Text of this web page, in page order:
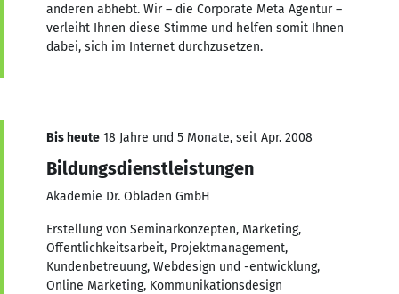
anderen abhebt. Wir – die Corporate Meta Agentur –
verleiht Ihnen diese Stimme und helfen somit Ihnen
dabei, sich im Internet durchzusetzen.
Bis heute 18 Jahre und 5 Monate, seit Apr. 2008
Bildungsdienstleistungen
Akademie Dr. Obladen GmbH
Erstellung von Seminarkonzepten, Marketing,
Öffentlichkeitsarbeit, Projektmanagement,
Kundenbetreuung, Webdesign und -entwicklung,
Online Marketing, Kommunikationsdesign